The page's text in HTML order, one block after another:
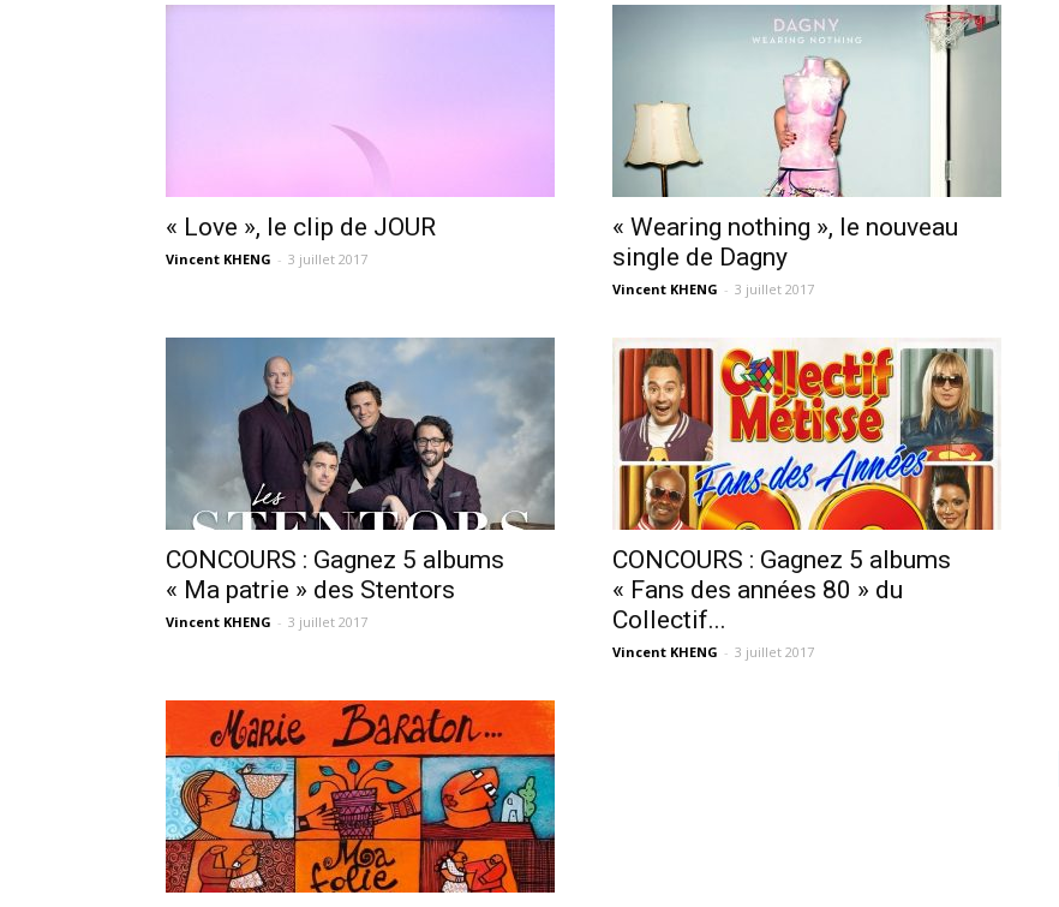
« Love », le clip de JOUR
Vincent KHENG - 3 juillet 2017
« Wearing nothing », le nouveau
single de Dagny
Vincent KHENG - 3 juillet 2017
CONCOURS : Gagnez 5 albums
« Ma patrie » des Stentors
Vincent KHENG - 3 juillet 2017
CONCOURS : Gagnez 5 albums
« Fans des années 80 » du
Collectif...
Vincent KHENG - 3 juillet 2017